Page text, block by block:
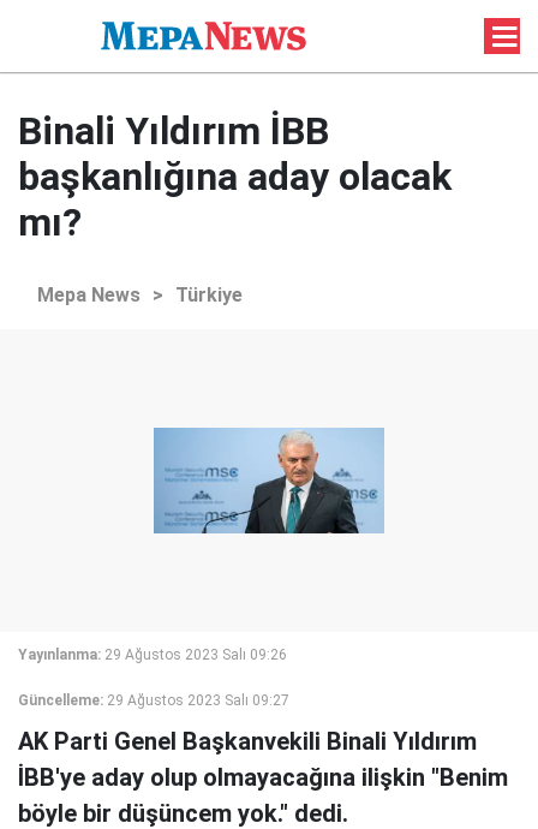
Binali Yıldırım İBB
başkanlığına aday olacak
mı?
Mepa News > Türkiye
Yayınlanma: 29 Ağustos 2023 Salı 09:26
Güncelleme: 29 Ağustos 2023 Salı 09:27
AK Parti Genel Başkanvekili Binali Yıldırım
İBB'ye aday olup olmayacağına ilişkin "Benim
böyle bir düşüncem yok." dedi.